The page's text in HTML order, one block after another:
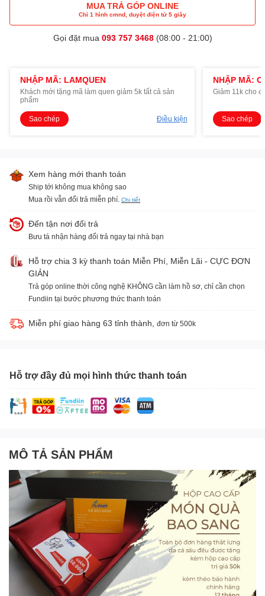
MUA TRẢ GÓP ONLINE
Chỉ 1 hình cmnd, duyệt điện tử 5 giây
Gọi đặt mua 093 757 3468(08:00 - 21:00)
NHẬP MÃ: LAMQUEN
Khách mới tặng mã làm quen giảm 5k tất cả sản
phẩm
Sao chép Điều kiện
NHẬP MÃ:
Giảm 11k cho
Sao chép
Xem hàng mới thanh toán
Ship tới không mua không sao
Mua rồi vẫn đổi trả miễn phí. Chi tiết
Đến tận nơi đổi trả
Bưu tá nhận hàng đổi trả ngay tại nhà bạn
Hỗ trợ chia 3 kỳ thanh toán Miễn Phí, Miễn Lãi - CỰC ĐƠN
GIẢN
Trả góp online thời công nghệ KHÔNG cần làm hồ sơ, chỉ cần chọn
Fundiin tại bước phương thức thanh toán
Miễn phí giao hàng 63 tỉnh thành, đơn từ 500k
Hỗ trợ đầy đủ mọi hình thức thanh toán
MÔ TẢ SẢN PHẨM